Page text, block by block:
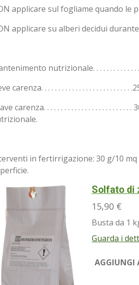
applicare sul fogliame quando le
applicare su alberi decidui
nutrizionale. . . . . . . . . . .
carenza. . . . . . . . . . . . . . . . . . . . . .
carenza. . . . . . . . . . . . . . . . . . . . .
in fertirrigazione: 30 g/10 mq
Solfato di
15,90 €
Busta da 1
Guarda i
AGGIUNGI